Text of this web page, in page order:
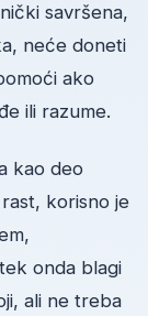
savršena,
neće doneti
ako
ili razume.
kao deo
korisno je
onda blagi
ali ne treba